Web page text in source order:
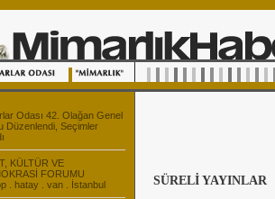
Odası 42. Olağan Genel
Düzenlendi, Seçimler
KÜLTÜR VE
FORUMU
. hatay . van . İstanbul
SÜRELİ YAYINLAR